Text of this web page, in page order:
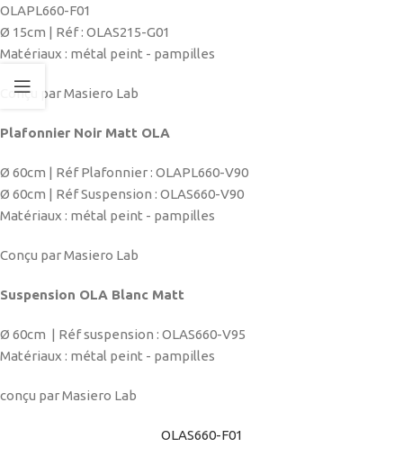
OLAPL660-F01
Ø 15cm | Réf : OLAS215-G01
Matériaux : métal peint - pampilles
Conçu par Masiero Lab
Plafonnier Noir Matt OLA
Ø 60cm | Réf Plafonnier : OLAPL660-V90
Ø 60cm | Réf Suspension : OLAS660-V90
Matériaux : métal peint - pampilles
Conçu par Masiero Lab
Suspension OLA Blanc Matt
Ø 60cm | Réf suspension : OLAS660-V95
Matériaux : métal peint - pampilles
conçu par Masiero Lab
OLAS660-F01